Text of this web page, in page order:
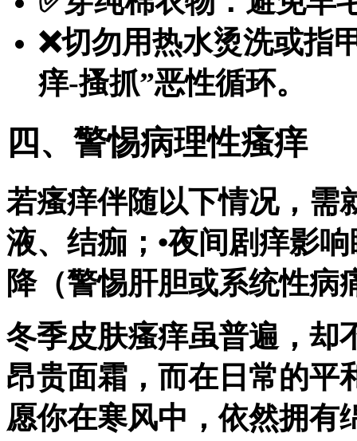
❌切勿用热水烫洗或
痒-搔抓”恶性循环。
四、警惕病理性瘙痒
若瘙痒伴随以下情况，需
液、结痂；•夜间剧痒影
降（警惕肝胆或系统性病
冬季皮肤瘙痒虽普遍，却
昂贵面霜，而在日常的平
愿你在寒风中，依然拥